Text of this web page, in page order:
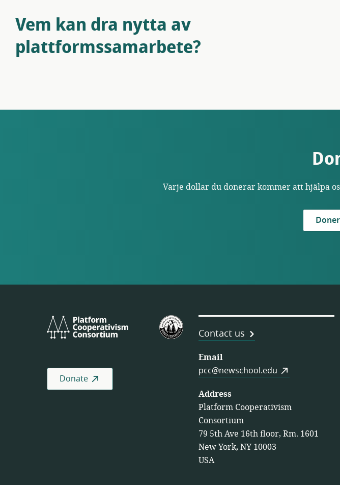
Vem kan dra nytta av
plattformssamarbete?
Varje dollar du donerar kommer att hjälpa
Platform
Cooperativism
U.S.
Federation
Worker
Cooperatives
Donate
Contact us
Email
pcc@newschool.edu
Address
Platform Cooperativism
Consortium
79 5th Ave 16th floor, Rm. 1601
New York, NY 10003
USA